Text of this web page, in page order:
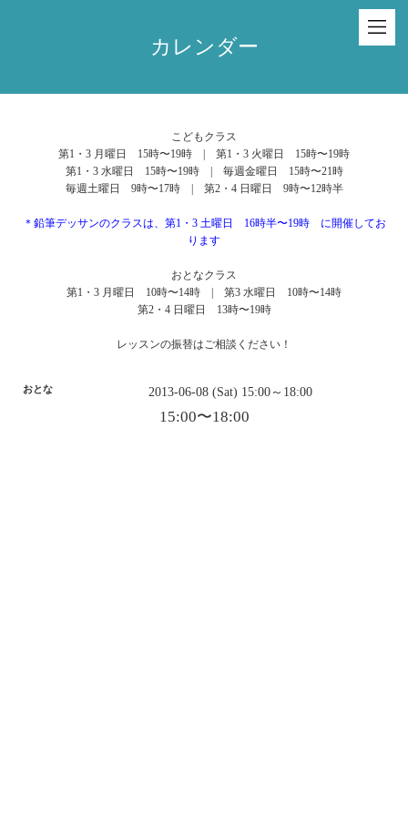
カレンダー
こどもクラス
第1・3 月曜日 15時〜19時 | 第1・3 火曜日 15時〜19時
第1・3 水曜日 15時〜19時 | 毎週金曜日 15時〜21時
毎週土曜日 9時〜17時 | 第2・4 日曜日 9時〜12時半
＊鉛筆デッサンのクラスは、第1・3 土曜日 16時半〜19時 に開催してお
ります
おとなクラス
第1・3 月曜日 10時〜14時 | 第3 水曜日 10時〜14時
第2・4 日曜日 13時〜19時
レッスンの振替はご相談ください！
おとな 2013-06-08 (Sat) 15:00～18:00
15:00〜18:00